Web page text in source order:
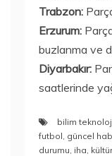
Trabzon:
Erzurum:
buzlanma ve
Diyarbakır:
saatlerinde
bilim
futbol, güncel
durumu, iha,